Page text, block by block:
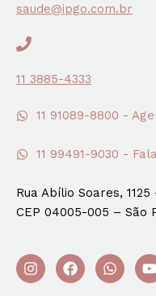
saude@ipgo.com.br
11 3885-4333
11 91089-8800 -
11 99491-9030 -
Rua Abílio Soares,
CEP 04005-005 – São